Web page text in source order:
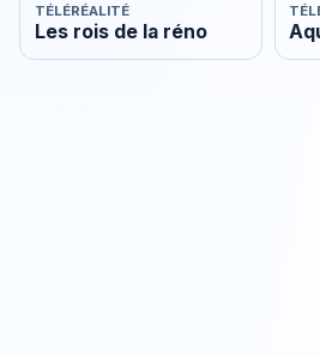
TÉLÉRÉALITÉ
Les rois de la réno